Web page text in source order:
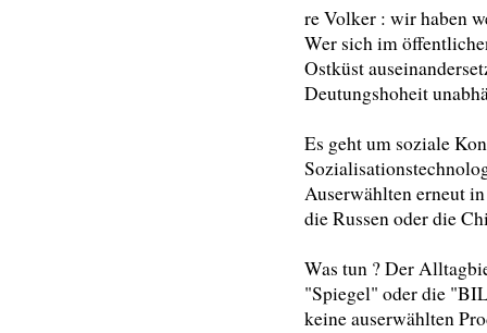
re Volker : wir haben
Wer sich im
Ostküst
Deutungshoheit
Es geht um soziale
Auserwählten erneut
die Russen oder die
Was tun ? Der
"Spiegel" oder die
keine auserwählten